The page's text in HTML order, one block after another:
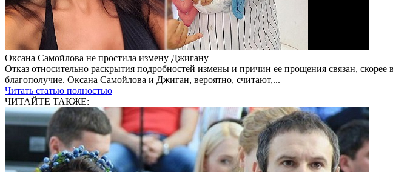
Оксана Самойлова не простила измену Джигану
Отказ относительно раскрытия подробностей измены и причин ее прощения связан,
благополучие. Оксана Самойлова и Джиган, вероятно, считают,...
Читать статью полностью
ЧИТАЙТЕ ТАКЖЕ: